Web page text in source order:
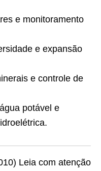
e monitoramento
e expansão
e controle de
potável e
Leia com atenção